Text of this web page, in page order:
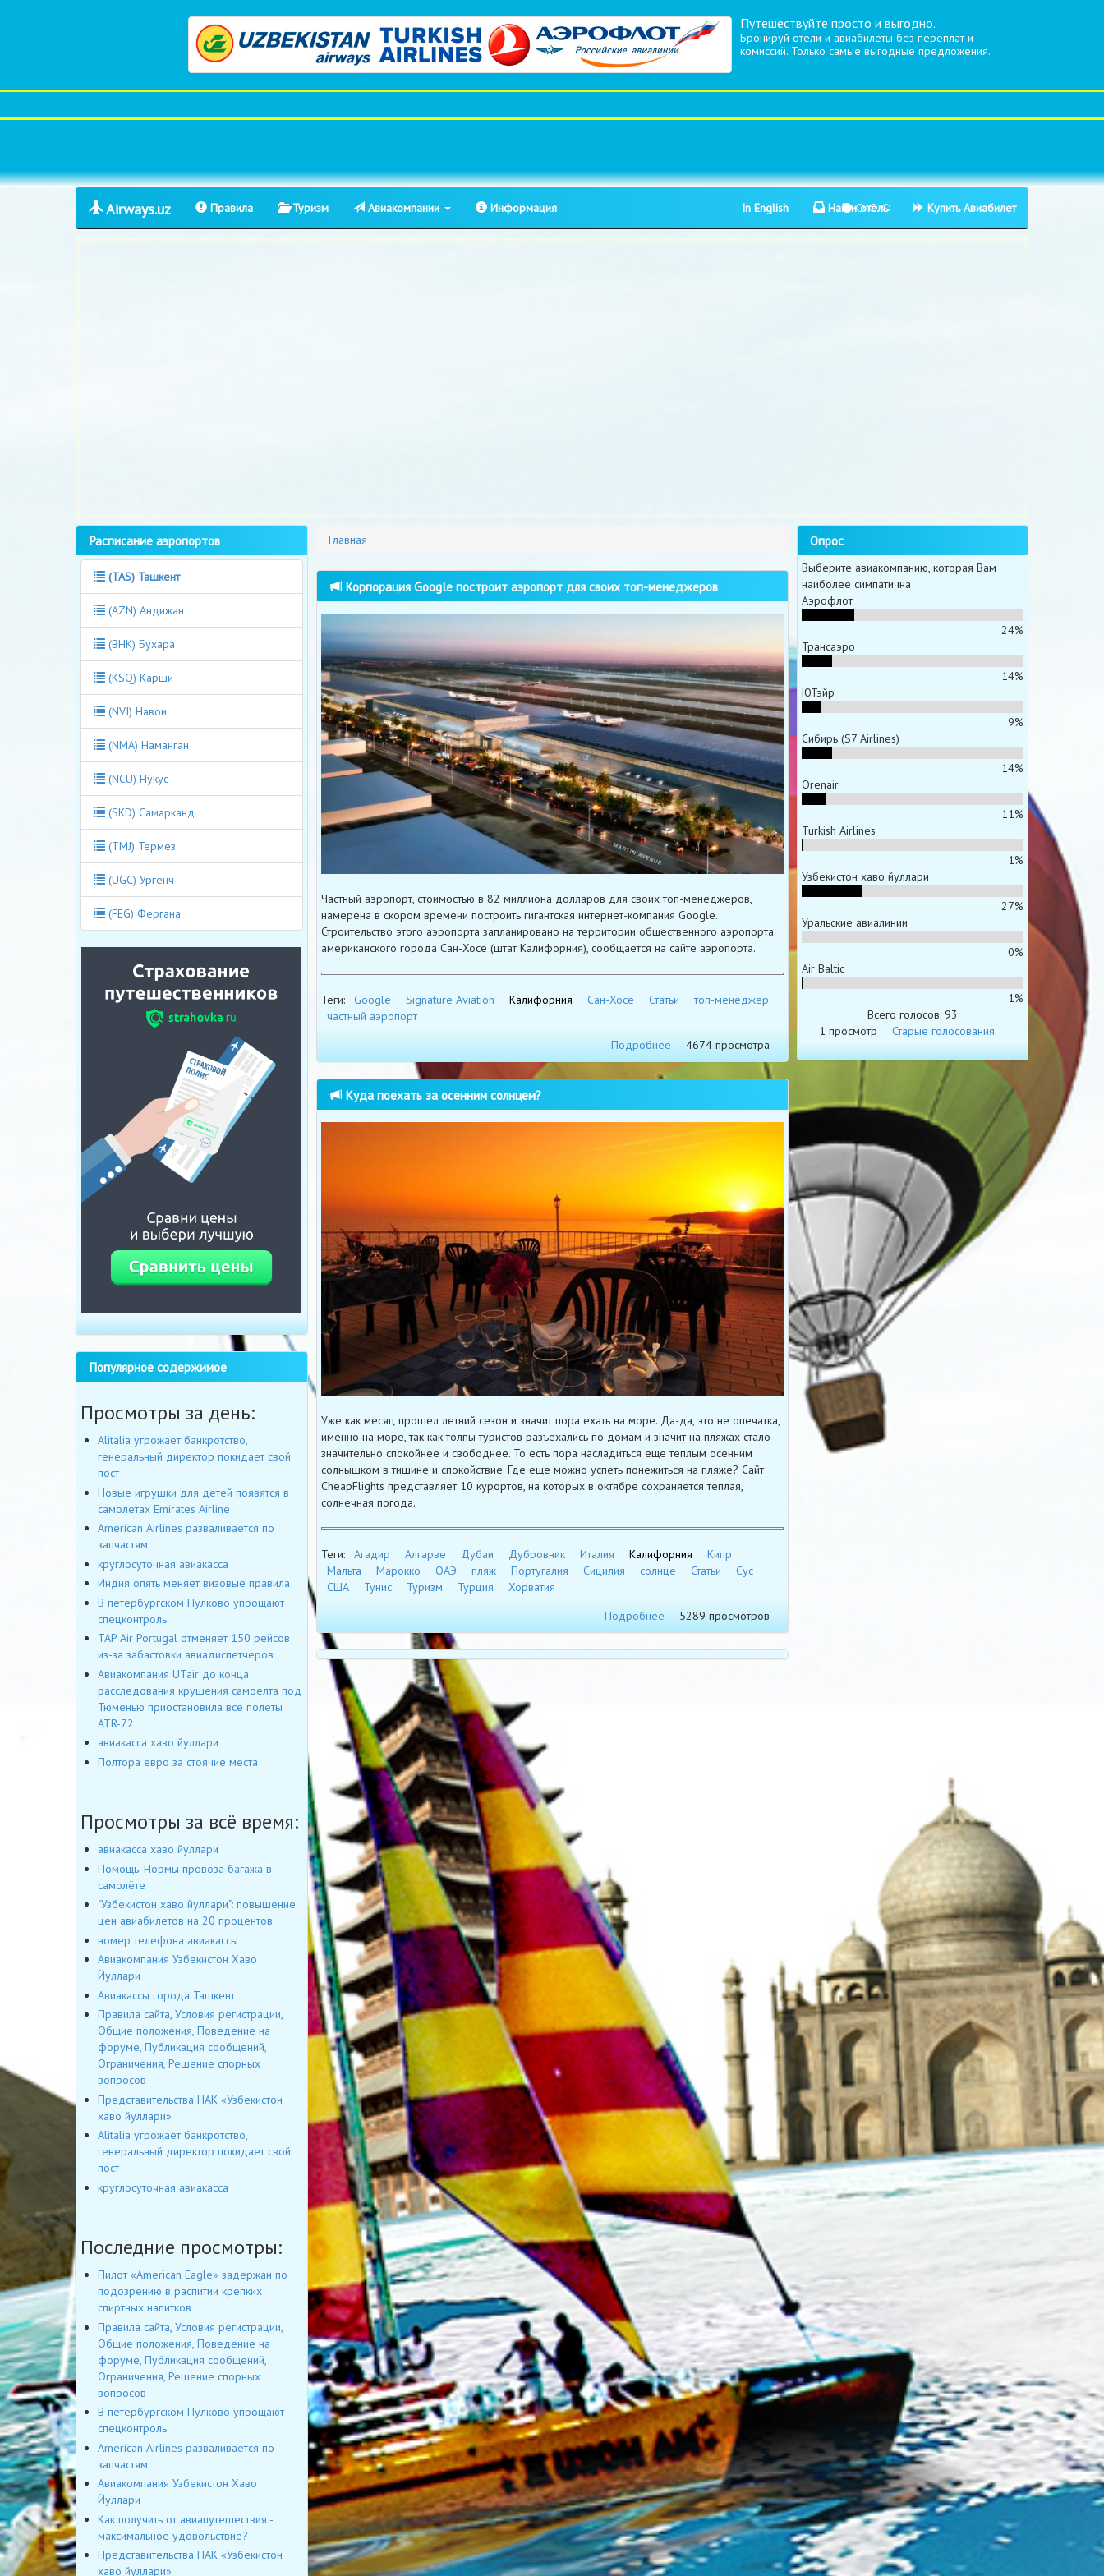
Путешествуйте просто и выгодно.
Бронируй отели и авиабилеты без переплат и
комиссий. Только самые выгодные предложения.
Airways.uz Правила Туризм Авиакомпании Информация In English Найти отель Купить Авиабилет
Главная
Корпорация Google построит аэропорт для своих топ-менеджеров
Частный аэропорт, стоимостью в 82 миллиона долларов для своих топ-менеджеров,
намерена в скором времени построить гигантская интернет-компания Google.
Строительство этого аэропорта запланировано на территории общественного аэропорта
американского города Сан-Хосе (штат Калифорния), сообщается на сайте аэропорта.
Теги: Google Signature Aviation Калифорния Сан-Хосе Статьи
топ-менеджер
частный аэропорт
Подробнее
4674 просмотра
Куда поехать за осенним солнцем?
Уже как месяц прошел летний сезон и значит пора ехать на море. Да-да, это не опечатка,
именно на море, так как толпы туристов разъехались по домам и значит на пляжах стало
значительно спокойнее и свободнее. То есть пора насладиться еще теплым осенним
солнышком в тишине и спокойствие. Где еще можно успеть понежиться на пляже? Сайт
CheapFlights представляет 10 курортов, на которых в октябре сохраняется теплая,
солнечная погода.
Теги: Агадир Алгарве Дубаи Дубровник Италия Калифорния
Кипр
Мальта
Марокко ОАЭ пляж Португалия Сицилия солнце Статьи
Сус
США
Тунис Туризм Турция
Хорватия
Подробнее
5289 просмотров
Расписание аэропортов
(TAS) Ташкент
(AZN) Андижан
(BHK) Бухара
(KSQ) Карши
(NVI) Навои
(NMA) Наманган
(NCU) Нукус
(SKD) Самарканд
(TMJ) Термез
(UGC) Ургенч
(FEG) Фергана
Популярное содержимое
Просмотры за день:
Alitalia угрожает банкротство,
генеральный директор покидает свой
пост
Новые игрушки для детей появятся в
самолетах Emirates Airline
American Airlines разваливается по
запчастям
круглосуточная авиакасса
Индия опять меняет визовые правила
В петербургском Пулково упрощают
спецконтроль
TAP Air Portugal отменяет 150 рейсов
из-за забастовки авиадиспетчеров
Авиакомпания UTair до конца
расследования крушения самоелта под
Тюменью приостановила все полеты
ATR-72
авиакасса хаво йуллари
Полтора евро за стоячие места
Просмотры за всё время:
авиакасса хаво йуллари
Помощь. Нормы провоза багажа в
самолёте
"Узбекистон хаво йуллари": повышение
цен авиабилетов на 20 процентов
номер телефона авиакассы
Авиакомпания Узбекистон Хаво
Йуллари
Авиакассы города Ташкент
Правила сайта, Условия регистрации,
Общие положения, Поведение на
форуме, Публикация сообщений,
Ограничения, Решение спорных
вопросов
Представительства НАК «Узбекистон
хаво йуллари»
Alitalia угрожает банкротство,
генеральный директор покидает свой
пост
круглосуточная авиакасса
Последние просмотры:
Пилот «American Eagle» задержан по
подозрению в распитии крепких
спиртных напитков
Правила сайта, Условия регистрации,
Общие положения, Поведение на
форуме, Публикация сообщений,
Ограничения, Решение спорных
вопросов
В петербургском Пулково упрощают
спецконтроль
American Airlines разваливается по
запчастям
Авиакомпания Узбекистон Хаво
Йуллари
Как получить от авиапутешествия -
максимальное удовольствие?
Представительства НАК «Узбекистон
хаво йуллари»
Опрос
Выберите авиакомпанию, которая Вам
наиболее симпатична
Аэрофлот
24%
Трансаэро
14%
ЮТэйр
9%
Сибирь (S7 Airlines)
14%
Orenair
11%
Turkish Airlines
1%
Узбекистон хаво йуллари
27%
Уральские авиалинии
0%
Air Baltic
1%
Всего голосов: 93
1 просмотр
Старые голосования